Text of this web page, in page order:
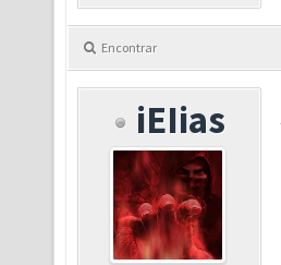
Encontrar
iEIias